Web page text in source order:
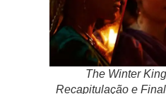
The Winter
Recapitulação e